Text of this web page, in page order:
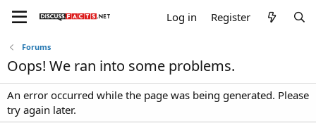
Log in Register
Forums
Oops! We ran into some problems.
An error occurred while the page was being generated. Please
try again later.